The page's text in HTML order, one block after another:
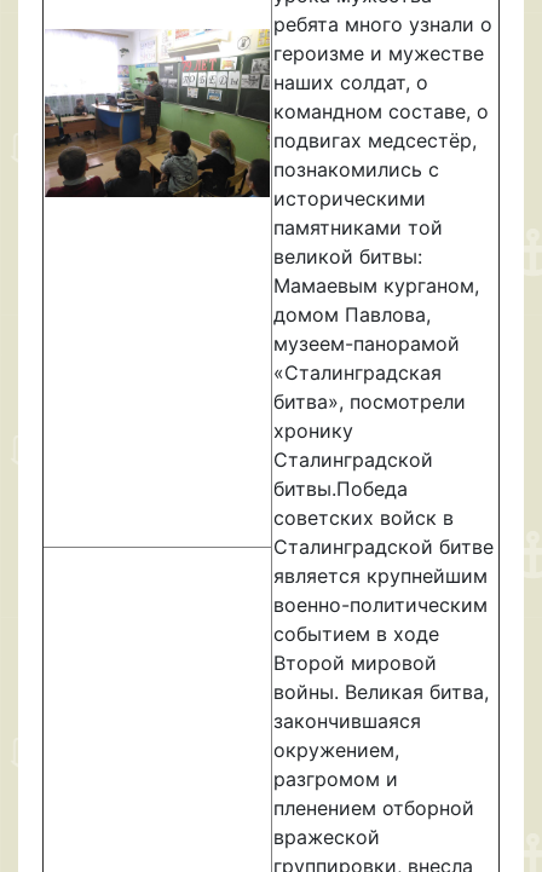
ребята много узнали о
героизме и мужестве
наших солдат, о
командном составе, о
подвигах медсестёр,
познакомились с
историческими
памятниками той
великой битвы:
Мамаевым курганом,
домом Павлова,
музеем-панорамой
«Сталинградская
битва», посмотрели
хронику
Сталинградской
битвы.Победа
советских войск в
Сталинградской битве
является крупнейшим
военно-политическим
событием в ходе
Второй мировой
войны. Великая битва,
закончившаяся
окружением,
разгромом и
пленением отборной
вражеской
группировки, внесла